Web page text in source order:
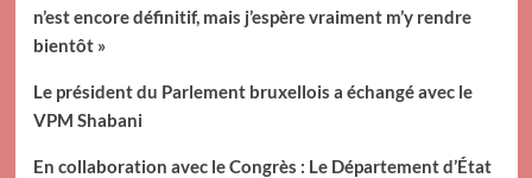
n’est encore définitif, mais j’espère vraiment m’y rendre
bientôt »
Le président du Parlement bruxellois a échangé avec le
VPM Shabani
En collaboration avec le Congrès : Le Département d’État